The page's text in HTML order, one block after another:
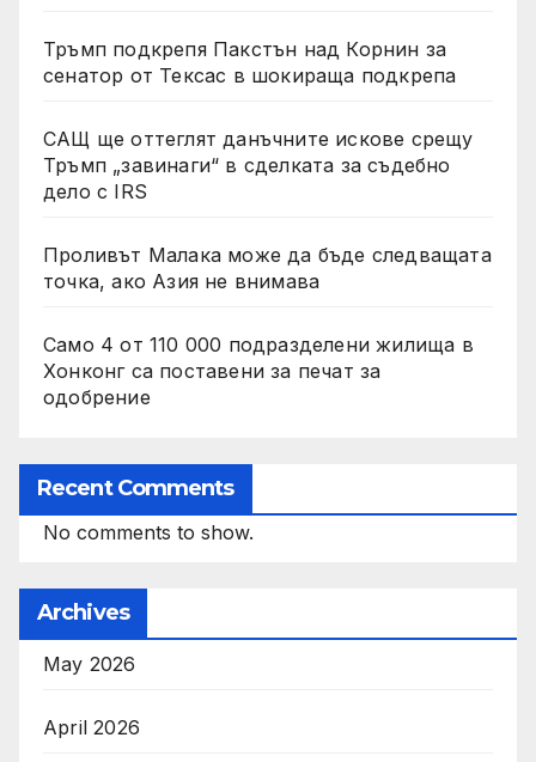
Тръмп подкрепя Пакстън над Корнин за
сенатор от Тексас в шокираща подкрепа
САЩ ще оттеглят данъчните искове срещу
Тръмп „завинаги“ в сделката за съдебно
дело с IRS
Проливът Малака може да бъде следващата
точка, ако Азия не внимава
Само 4 от 110 000 подразделени жилища в
Хонконг са поставени за печат за
одобрение
Recent Comments
No comments to show.
Archives
May 2026
April 2026